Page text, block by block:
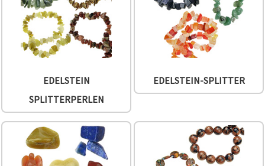
EDELSTEIN
SPLITTERPERLEN
EDELSTEIN-SPLITTER